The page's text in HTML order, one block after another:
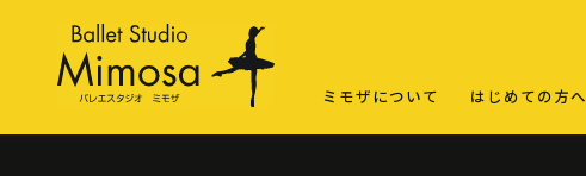
ミモザについて はじめての方へ